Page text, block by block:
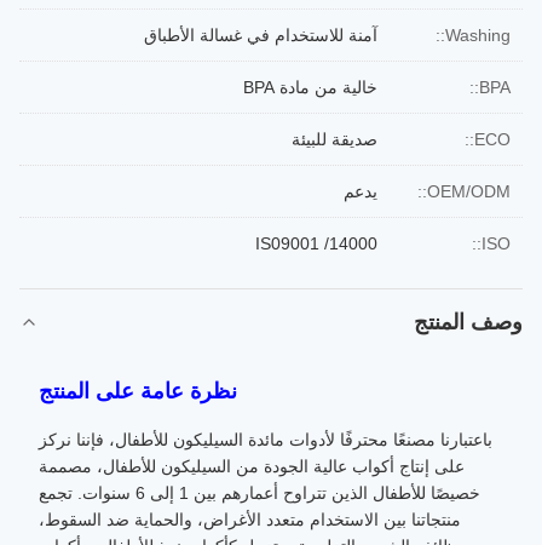
Washing:: آمنة للاستخدام في غسالة الأطباق
BPA:: خالية من مادة BPA
ECO:: صديقة للبيئة
OEM/ODM:: يدعم
ISO::
IS09001 /14000
وصف المنتج
نظرة عامة على المنتج
باعتبارنا مصنعًا محترفًا لأدوات مائدة السيليكون للأطفال، فإننا نركز
على إنتاج أكواب عالية الجودة من السيليكون للأطفال، مصممة
خصيصًا للأطفال الذين تتراوح أعمارهم بين 1 إلى 6 سنوات. تجمع
منتجاتنا بين الاستخدام متعدد الأغراض، والحماية ضد السقوط،